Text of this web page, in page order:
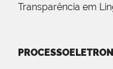
Transparência em